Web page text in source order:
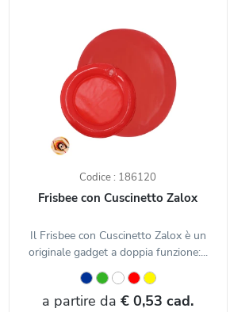
Codice : 186120
Frisbee con Cuscinetto Zalox
Il Frisbee con Cuscinetto Zalox è un
originale gadget a doppia funzione:...
a partire da € 0,53 cad.